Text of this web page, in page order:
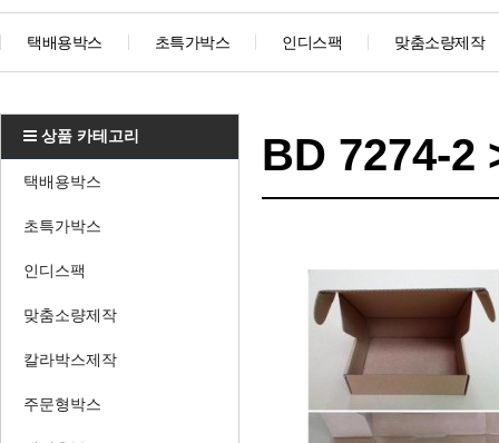
택배용박스 초특가박스 인디스팩 맞춤소량제작
상품 카테고리
택배용박스
초특가박스
인디스팩
맞춤소량제작
칼라박스제작
주문형박스
BD 7274-2